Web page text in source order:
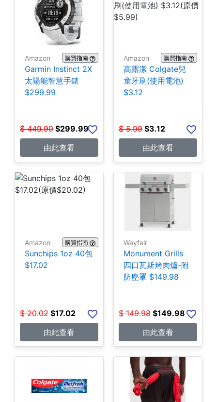
Amazon 購買指南
Garmin Instinct 2X
太陽能智慧手錶
$299.99
$ 449.99 $299.99
由此查看
Amazon 購買指南
高露潔 Colgate兒
童牙刷(使用電池)
$3.12
$ 5.99 $3.12
由此查看
Amazon 購買指南
Sunchips 1oz 40包
$17.02
$ 20.02 $17.02
由此查看
Wayfair
Monument Grills
四口瓦斯烤肉爐-附
防塵罩 $149.98
$ 149.98 $149.98
由此查看